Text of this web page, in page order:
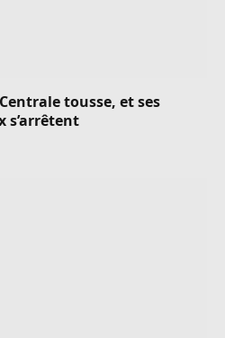
Centrale tousse, et ses
s’arrêtent